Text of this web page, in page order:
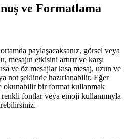
ve Formatlama
paylaşacaksanız, görsel veya
etkisini artırır ve karşı
ve öz mesajlar kısa mesaj, uzun ve
not şeklinde hazırlanabilir. Eğer
okunabilir bir format kullanmak
fontlar veya emoji kullanımıyla